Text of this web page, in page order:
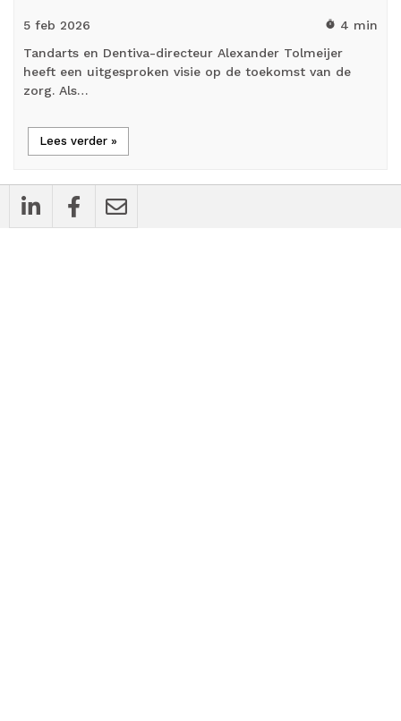
5 feb 2026 timer 4 min
Tandarts en Dentiva-directeur Alexander Tolmeijer
heeft een uitgesproken visie op de toekomst van de
zorg. Als…
Lees verder »